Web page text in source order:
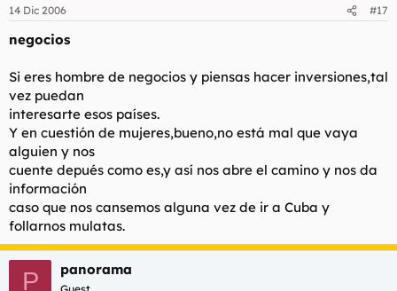
14 Dic 2006 #17
negocios
Si eres hombre de negocios y piensas hacer inversiones,tal
vez puedan
interesarte esos países.
Y en cuestión de mujeres,bueno,no está mal que vaya
alguien y nos
cuente depués como es,y así nos abre el camino y nos da
información
caso que nos cansemos alguna vez de ir a Cuba y
follarnos mulatas.
P panorama